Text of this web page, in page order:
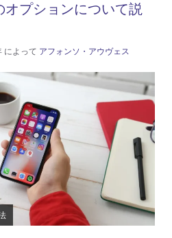
オプションについて説
によって アフォンソ・アウヴェス